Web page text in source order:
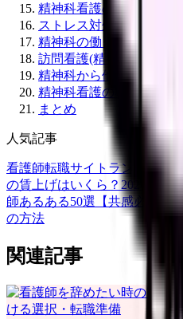
精神科看護のストレス
ストレス対処法
精神科の働き方バリエー
訪問看護(精神科)への移行
精神科から他科への転職
精神科看護の将来性
まとめ
人気記事
看護師転職サイトランキング
の賃上げはいくら？2026年度
師あるある50選【共感必至】
の方法
関連記事